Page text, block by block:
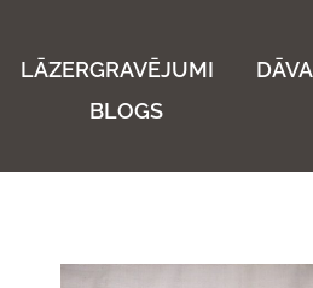
LĀZERGRAVĒJUMI
BLOGS